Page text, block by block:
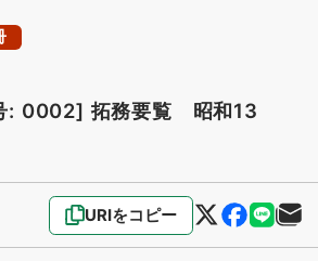
: 0002] 拓務要覧 昭和13
URIをコピー